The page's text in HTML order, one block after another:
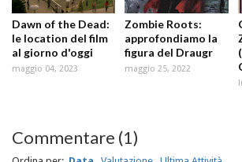
Dawn of the Dead:
le location del film
al giorno d'oggi
maggio 04, 2023
Zombie Roots:
approfondiamo la
figura del Draugr
maggio 25, 2022
Commentare (1)